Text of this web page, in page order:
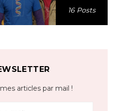
16 Posts
articles par mail !